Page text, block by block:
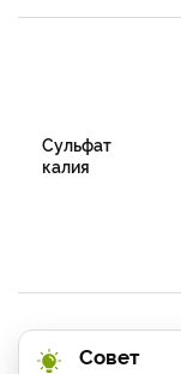
Сульфат
калия
Совет